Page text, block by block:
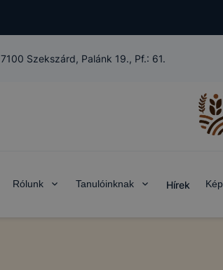
7100 Szekszárd, Palánk 19., Pf.: 61.
Rólunk Tanulóinknak Hírek